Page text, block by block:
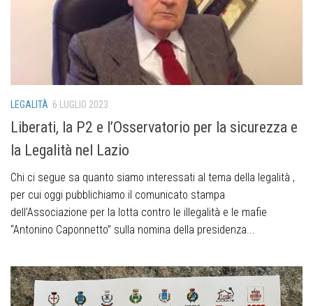
LEGALITÀ 6 LUGLIO 2023
Liberati, la P2 e l’Osservatorio per la sicurezza e
la Legalità nel Lazio
Chi ci segue sa quanto siamo interessati al tema della legalità ,
per cui oggi pubblichiamo il comunicato stampa
dell’Associazione per la lotta contro le illegalità e le mafie
“Antonino Caponnetto” sulla nomina della presidenza...